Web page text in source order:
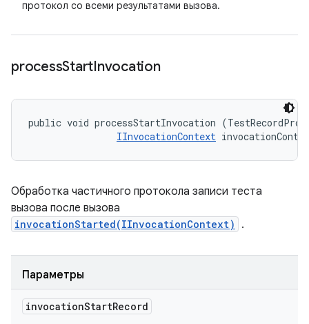
протокол со всеми результатами вызова.
processStartInvocation
public void processStartInvocation
IInvocationContext
Обработка частичного протокола записи теста
вызова после вызова
invocationStarted(IInvocationContext) .
Параметры
invocationStartRecord